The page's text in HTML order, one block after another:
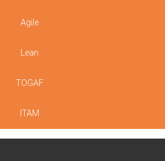
Agile
Lean
TOGAF
ITAM